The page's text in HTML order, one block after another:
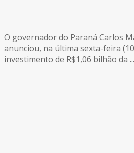
O governador do Paraná Carlos
anunciou, na última sexta-feira
investimento de R$1,06 bilhão da ...